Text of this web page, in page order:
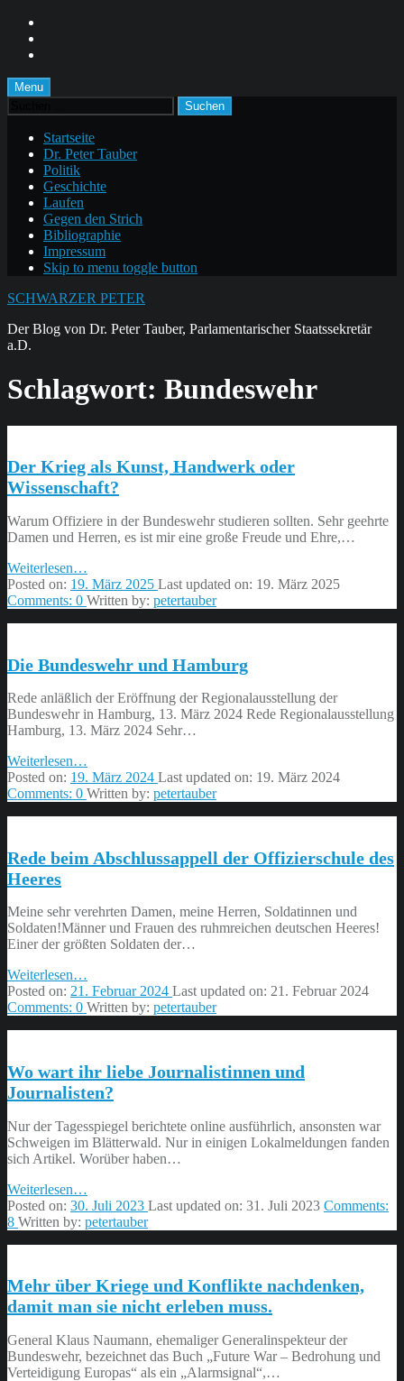
content
footer
Menu
Suchen
nach:
Startseite
Dr. Peter Tauber
Politik
Geschichte
Laufen
Gegen den Strich
Bibliographie
Impressum
Skip to menu toggle button
SCHWARZER PETER
Der Blog von Dr. Peter Tauber, Parlamentarischer Staatssekretär
a.D.
Schlagwort: Bundeswehr
Der Krieg als Kunst, Handwerk oder
Wissenschaft?
Warum Offiziere in der Bundeswehr studieren sollten. Sehr geehrte
Damen und Herren, es ist mir eine große Freude und Ehre,…
Weiterlesen
Krieg
als
Wissenschaft?”
…
Posted on: 19. März 2025 Last updated on: 19. März 2025
Comments: 0 Written by: petertauber
Die Bundeswehr und Hamburg
Rede anläßlich der Eröffnung der Regionalausstellung der
Bundeswehr in Hamburg, 13. März 2024 Rede Regionalausstellung
Hamburg, 13. März 2024 Sehr…
Weiterlesen
Bundeswehr
und
…
Posted on: 19. März 2024 Last updated on: 19. März 2024
Comments: 0 Written by: petertauber
Rede beim Abschlussappell der Offizierschule des
Heeres
Meine sehr verehrten Damen, meine Herren, Soldatinnen und
Soldaten!Männer und Frauen des ruhmreichen deutschen Heeres!
Einer der größten Soldaten der…
Weiterlesen“Rede
beim
Abschlussappell
Heeres”
…
Posted on: 21. Februar 2024 Last updated on: 21. Februar 2024
Comments: 0 Written by: petertauber
Wo wart ihr liebe Journalistinnen und
Journalisten?
Nur der Tagesspiegel berichtete online ausführlich, ansonsten war
Schweigen im Blätterwald. Nur in einigen Lokalmeldungen fanden
sich Artikel. Worüber haben…
Weiterlesen
wart
ihr
Journalisten?”
…
Posted on: 30. Juli 2023 Last updated on: 31. Juli 2023 Comments:
8 Written by: petertauber
Mehr über Kriege und Konflikte nachdenken,
damit man sie nicht erleben muss.
General Klaus Naumann, ehemaliger Generalinspekteur der
Bundeswehr, bezeichnet das Buch „Future War – Bedrohung und
Verteidigung Europas“ als ein „Alarmsignal“,…